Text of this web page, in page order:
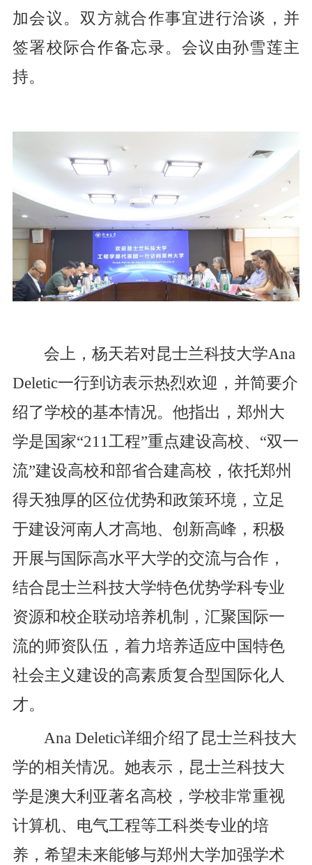
加会议。双方就合作事宜进行洽谈，并
签署校际合作备忘录。会议由孙雪莲主
持。
会上，杨天若对昆士兰科技大学Ana
Deletic一行到访表示热烈欢迎，并简要介
绍了学校的基本情况。 他指出，郑州大
学是国家“211工程”重点建设高校、“双一
流”建设高校和部省合建高校 ，依托郑州
得天独厚的区位优势和政策环境，立足
于建设河南人才高地、创新高峰， 积极
开展与国际高水平大学的交流与合作，
结合昆士兰科技大学特色优势学科专业
资源和校企联动培养机制，汇聚国际一
流的师资队伍，着力培养适应中国特色
社会主义建设的高素质复合型国际化人
才。
Ana Deletic详细介绍了昆士兰科技大
学的相关情况。 她表示， 昆士兰科技大
学是澳大利亚著名高校，学校非常重视
计算机、电气工程等工科类专业的培
养，希望未来能够与郑州大学加强学术